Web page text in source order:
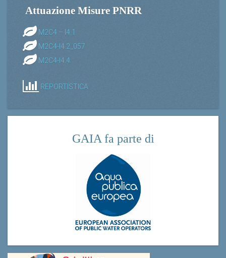
Attuazione Misure PNRR
M2C4 – I4.1
M2C4-I4.2_057
M2C4-I4.4
REPORTISTICA
GAIA fa parte di